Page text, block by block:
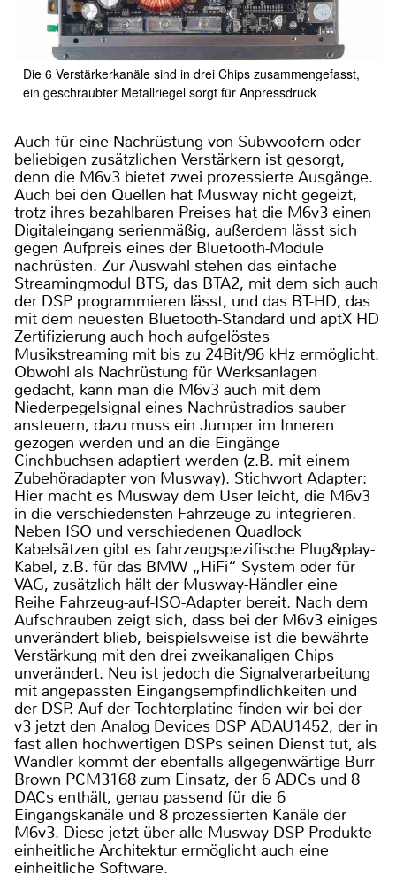
Die 6 Verstärkerkanäle sind in drei Chips zusammengefasst,
ein geschraubter Metallriegel sorgt für Anpressdruck
Auch für eine Nachrüstung von Subwoofern oder
beliebigen zusätzlichen Verstärkern ist gesorgt,
denn die M6v3 bietet zwei prozessierte Ausgänge.
Auch bei den Quellen hat Musway nicht gegeizt,
trotz ihres bezahlbaren Preises hat die M6v3 einen
Digitaleingang serienmäßig, außerdem lässt sich
gegen Aufpreis eines der Bluetooth-Module
nachrüsten. Zur Auswahl stehen das einfache
Streamingmodul BTS, das BTA2, mit dem sich auch
der DSP programmieren lässt, und das BT-HD, das
mit dem neuesten Bluetooth-Standard und aptX HD
Zertifizierung auch hoch aufgelöstes
Musikstreaming mit bis zu 24Bit/96 kHz ermöglicht.
Obwohl als Nachrüstung für Werksanlagen
gedacht, kann man die M6v3 auch mit dem
Niederpegelsignal eines Nachrüstradios sauber
ansteuern, dazu muss ein Jumper im Inneren
gezogen werden und an die Eingänge
Cinchbuchsen adaptiert werden (z.B. mit einem
Zubehöradapter von Musway). Stichwort Adapter:
Hier macht es Musway dem User leicht, die M6v3
in die verschiedensten Fahrzeuge zu integrieren.
Neben ISO und verschiedenen Quadlock
Kabelsätzen gibt es fahrzeugspezifische Plug&play-
Kabel, z.B. für das BMW „HiFi“ System oder für
VAG, zusätzlich hält der Musway-Händler eine
Reihe Fahrzeug-auf-ISO-Adapter bereit. Nach dem
Aufschrauben zeigt sich, dass bei der M6v3 einiges
unverändert blieb, beispielsweise ist die bewährte
Verstärkung mit den drei zweikanaligen Chips
unverändert. Neu ist jedoch die Signalverarbeitung
mit angepassten Eingangsempfindlichkeiten und
der DSP. Auf der Tochterplatine finden wir bei der
v3 jetzt den Analog Devices DSP ADAU1452, der in
fast allen hochwertigen DSPs seinen Dienst tut, als
Wandler kommt der ebenfalls allgegenwärtige Burr
Brown PCM3168 zum Einsatz, der 6 ADCs und 8
DACs enthält, genau passend für die 6
Eingangskanäle und 8 prozessierten Kanäle der
M6v3. Diese jetzt über alle Musway DSP-Produkte
einheitliche Architektur ermöglicht auch eine
einheitliche Software.